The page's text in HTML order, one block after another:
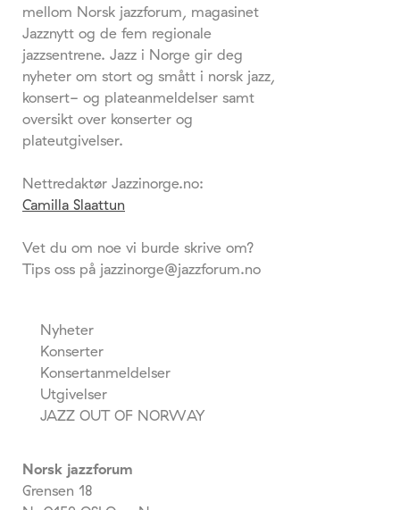
mellom Norsk jazzforum, magasinet
Jazznytt og de fem regionale
jazzsentrene. Jazz i Norge gir deg
nyheter om stort og smått i norsk jazz,
konsert- og plateanmeldelser samt
oversikt over konserter og
plateutgivelser.
Nettredaktør Jazzinorge.no:
Camilla Slaattun
Vet du om noe vi burde skrive om?
Tips oss på jazzinorge@jazzforum.no
Nyheter
Konserter
Konsertanmeldelser
Utgivelser
JAZZ OUT OF NORWAY
Norsk jazzforum
Grensen 18